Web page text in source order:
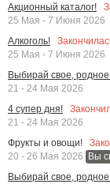
Акционный каталог!
25 Мая - 7 Июня 2026
Алкоголь!
25 Мая - 7 Июня 2026
Выбирай свое,
21 - 24 Мая 2026
4 супер дня!
21 - 24 Мая 2026
Фрукты и овощи!
20 - 26 Мая 2026
Вы
Выбирай свое,